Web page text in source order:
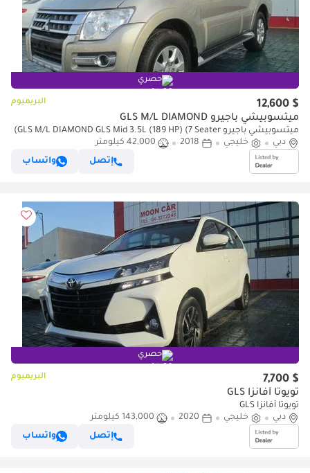
حصري
$ 12,600 البريميوم
ميتسوبيشي باجيرو GLS M/L DIAMOND
ميتسوبيشي باجيرو GLS M/L DIAMOND GLS Mid 3.5L (189 HP) (7 Seater)
دبي
خليجي 2018
42,000 كيلومتر
إتصل
واتساب
حصري
$ 7,700 البريميوم
تويوتا أفانزا GLS
تويوتا أفانزا GLS
دبي
خليجي 2020
143,000 كيلومتر
إتصل
واتساب